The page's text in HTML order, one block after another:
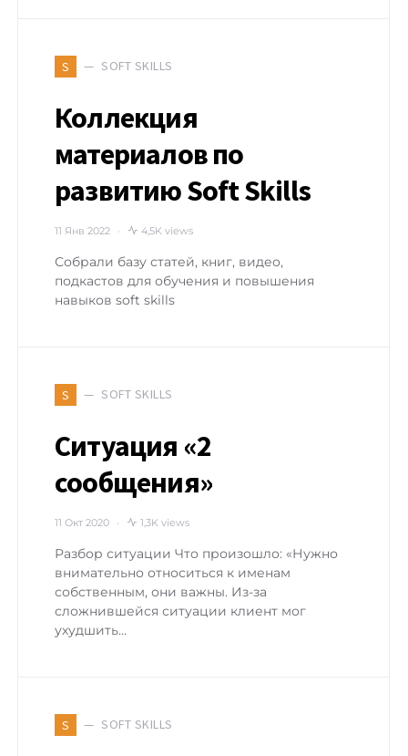
S SOFT SKILLS
Коллекция
материалов по
развитию Soft Skills
11 Янв 2022 4,5K views
Собрали базу статей, книг, видео,
подкастов для обучения и повышения
навыков soft skills
S SOFT SKILLS
Ситуация «2
сообщения»
11 Окт 2020 1,3K views
Разбор ситуации Что произошло: «Нужно
внимательно относиться к именам
собственным, они важны. Из-за
сложнившейся ситуации клиент мог
ухудшить…
S SOFT SKILLS